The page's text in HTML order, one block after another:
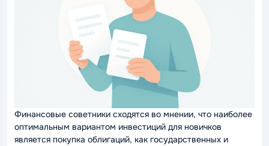
Финансовые советники сходятся во мнении, что наиболее
оптимальным вариантом инвестиций для новичков
является покупка облигаций, как государственных и